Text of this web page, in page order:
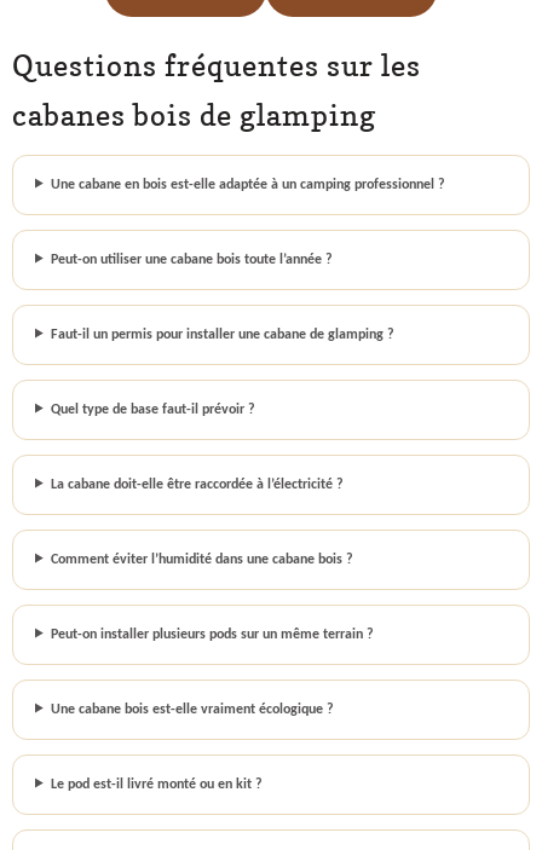
Questions fréquentes sur les
cabanes bois de glamping
Une cabane en bois est-elle adaptée à un camping professionnel ?
Peut-on utiliser une cabane bois toute l’année ?
Faut-il un permis pour installer une cabane de glamping ?
Quel type de base faut-il prévoir ?
La cabane doit-elle être raccordée à l’électricité ?
Comment éviter l’humidité dans une cabane bois ?
Peut-on installer plusieurs pods sur un même terrain ?
Une cabane bois est-elle vraiment écologique ?
Le pod est-il livré monté ou en kit ?